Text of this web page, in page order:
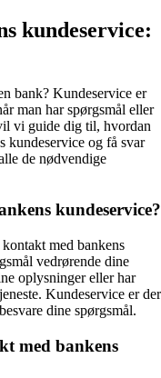
kundeservice:
bank? Kundeservice er
man har spørgsmål eller
vi guide dig til, hvordan
kundeservice og få svar
de nødvendige
kundeservice?
med bankens
vedrørende dine
oplysninger eller har
Kundeservice er der
dine spørgsmål.
med bankens